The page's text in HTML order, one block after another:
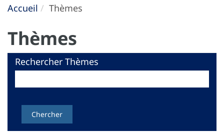
Accueil Thèmes
Thèmes
Rechercher Thèmes